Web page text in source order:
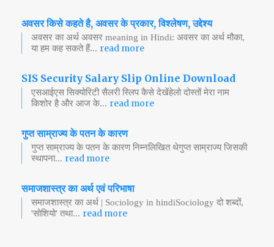
अवसर किसे कहते है, अवसर के प्रकार, विश्लेषण, उद्देश्य
अवसर का अर्थ अवसर meaning in Hindi: अवसर का अर्थ मौका,
या हम कह सकते हैं... read more
SIS Security Salary Slip Online Download
एसआईएस सिक्योरिटी सैलरी स्लिप कैसे देखेंहेलो दोस्तों मेरा नाम
किशोर है और आज के... read more
गुप्त साम्राज्य के पतन के कारण
गुप्त साम्राज्य के पतन के कारण निम्नलिखित थेगुप्त साम्राज्य जिसकी
स्थापना... read more
समाजशास्त्र का अर्थ एवं परिभाषा
समाजशास्त्र का अर्थ | Sociology in hindiSociology दो शब्दों,
'सोशियो' तथा... read more